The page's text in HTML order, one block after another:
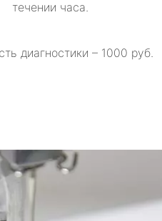
течении часа.
диагностики – 1000 руб.